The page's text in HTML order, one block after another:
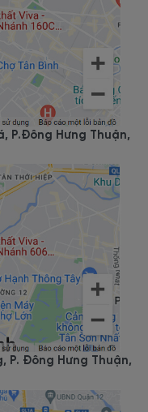
P.Đông Hưng Thuận,
P. Đông Hưng Thuận,